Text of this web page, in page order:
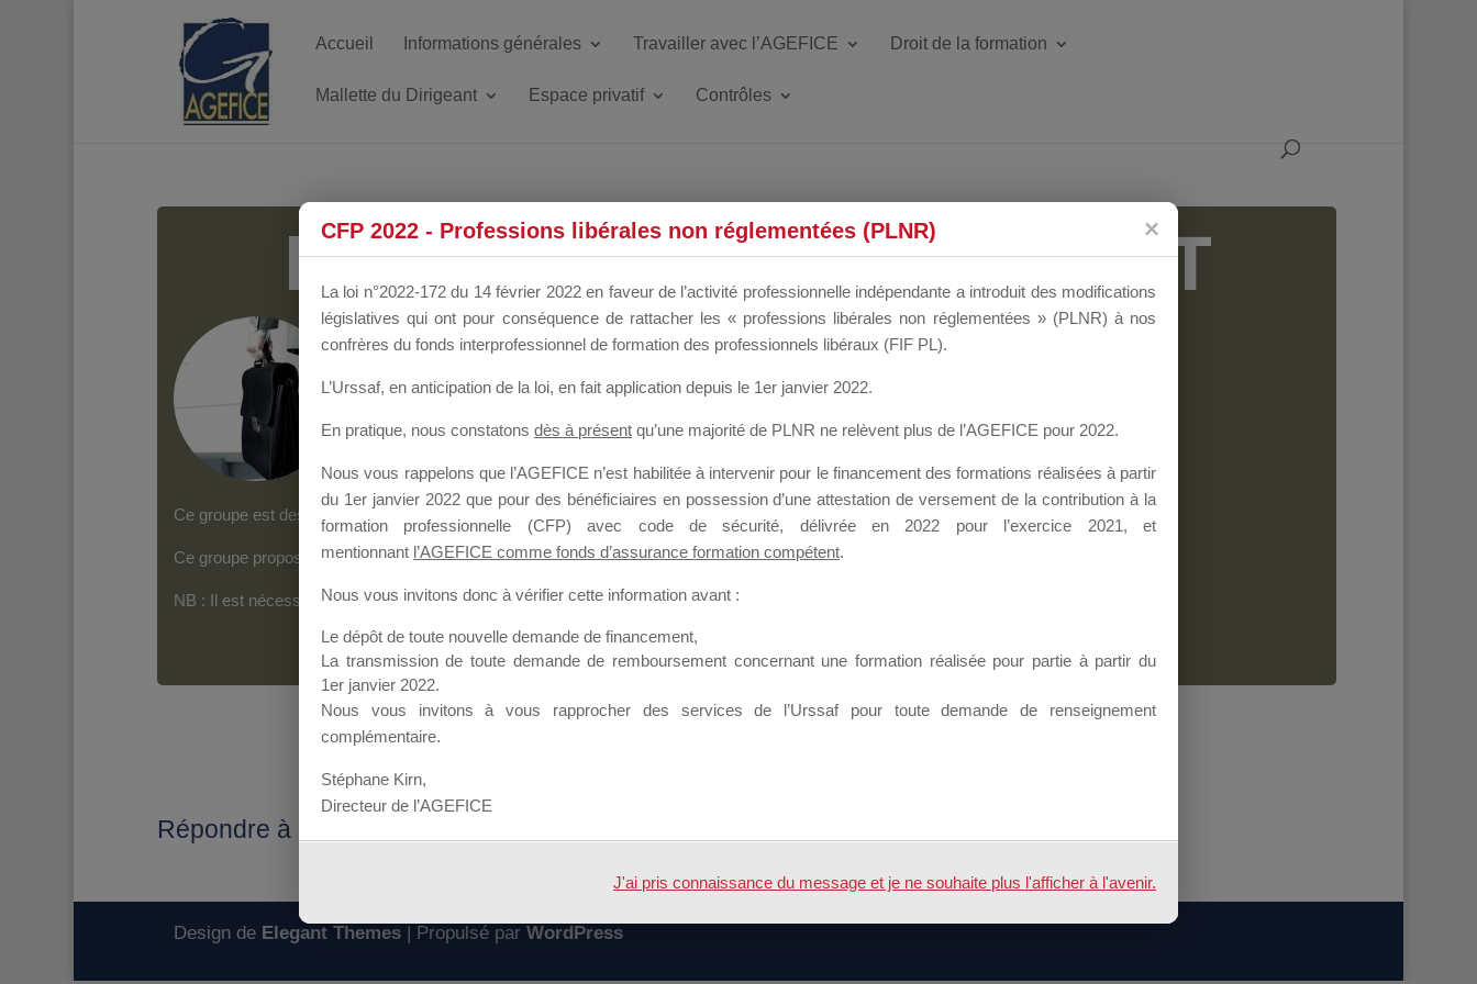
Accueil Informations générales Travailler avec l’AGEFICE Droit de la formation
Mallette du Dirigeant Espace privatif Contrôles
MALLETTE DU DIRIGEANT
Groupe Public il y a un mois
Ce groupe est destiné aux Organismes de Formation qui souhaitent répondre à l’Appel à Propositions Mallette du Dirigeant.
Ce groupe propose un forum dédié au support sur lequel il est possible de laisser un message ou poser une question.
NB : Il est nécessaire d’êtreinscrit(e)pour pouvoir rejoindre ce groupe
Répondre à : SESSIONS MDD
Design de Elegant Themes| Propulsé par WordPress
CFP 2022 - Professions libérales non réglementées (PLNR)
La loi n°2022-172 du 14 février 2022 en faveur de l’activité professionnelle indépendante a introduit des modifications
législatives qui ont pour conséquence de rattacher les « professions libérales non réglementées » (PLNR) à nos
confrères du fonds interprofessionnel de formation des professionnels libéraux (FIF PL).
L’Urssaf, en anticipation de la loi, en fait application depuis le 1er janvier 2022.
En pratique, nous constatons dès à présent qu’une majorité de PLNR ne relèvent plus de l’AGEFICE pour 2022.
Nous vous rappelons que l’AGEFICE n’est habilitée à intervenir pour le financement des formations réalisées à partir
du 1er janvier 2022 que pour des bénéficiaires en possession d’une attestation de versement de la contribution à la
formation professionnelle (CFP) avec code de sécurité, délivrée en 2022 pour l’exercice 2021, et
mentionnant l’AGEFICE comme fonds d’assurance formation compétent.
Nous vous invitons donc à vérifier cette information avant :
Le dépôt de toute nouvelle demande de financement,
La transmission de toute demande de remboursement concernant une formation réalisée pour partie à partir du
1er janvier 2022.
Nous vous invitons à vous rapprocher des services de l’Urssaf pour toute demande de renseignement
complémentaire.
Stéphane Kirn,
Directeur de l’AGEFICE
J'ai pris connaissance du message et je ne souhaite plus l'afficher à l'avenir.